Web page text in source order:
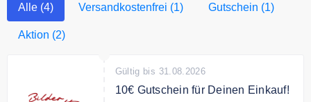
Alle (4) Versandkostenfrei (1) Gutschein (1)
Aktion (2)
Gültig bis 31.08.2026
10€ Gutschein für Deinen Einkauf!